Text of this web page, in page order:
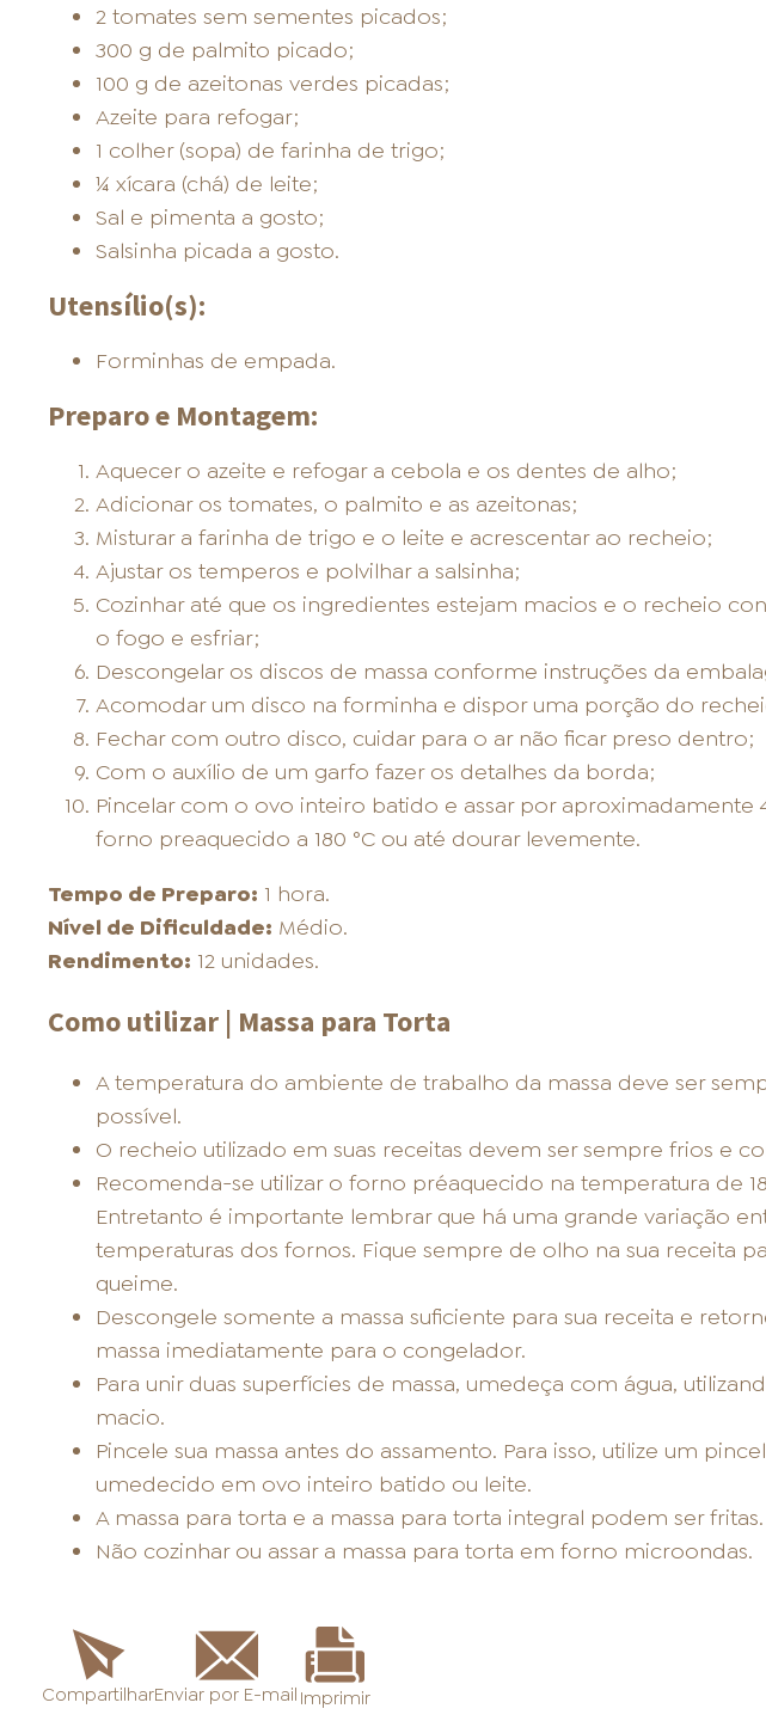
2 tomates sem sementes picados;
300 g de palmito picado;
100 g de azeitonas verdes picadas;
Azeite para refogar;
1 colher (sopa) de farinha de trigo;
¼ xícara (chá) de leite;
Sal e pimenta a gosto;
Salsinha picada a gosto.
Utensílio(s):
Forminhas de empada.
Preparo e Montagem:
Aquecer o azeite e refogar a cebola e os dentes de alho;
Adicionar os tomates, o palmito e as azeitonas;
Misturar a farinha de trigo e o leite e acrescentar ao recheio;
Ajustar os temperos e polvilhar a salsinha;
Cozinhar até que os ingredientes estejam macios e o recheio
o fogo e esfriar;
Descongelar os discos de massa conforme instruções da
Acomodar um disco na forminha e dispor uma porção do
Fechar com outro disco, cuidar para o ar não ficar preso dentro;
Com o auxílio de um garfo fazer os detalhes da borda;
Pincelar com o ovo inteiro batido e assar por aproximadamente
forno preaquecido a 180 °C ou até dourar levemente.
Tempo de Preparo: 1 hora.
Nível de Dificuldade: Médio.
Rendimento: 12 unidades.
Como utilizar | Massa para Torta
A temperatura do ambiente de trabalho da massa deve ser
possível.
O recheio utilizado em suas receitas devem ser sempre frios e
Recomenda-se utilizar o forno préaquecido na temperatura de
Entretanto é importante lembrar que há uma grande variação
temperaturas dos fornos. Fique sempre de olho na sua receita
queime.
Descongele somente a massa suficiente para sua receita e
massa imediatamente para o congelador.
Para unir duas superfícies de massa, umedeça com água,
macio.
Pincele sua massa antes do assamento. Para isso, utilize um
umedecido em ovo inteiro batido ou leite.
A massa para torta e a massa para torta integral podem ser fritas.
Não cozinhar ou assar a massa para torta em forno microondas.
CompartilharEnviar por E-mail Imprimir